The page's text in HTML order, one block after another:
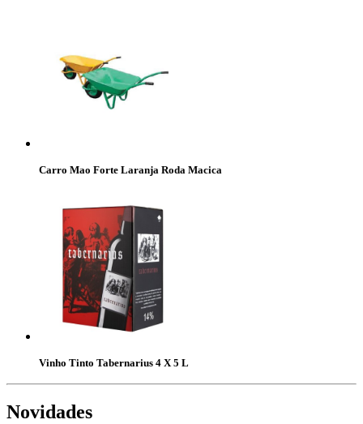
Carro Mao Forte Laranja Roda Macica
Vinho Tinto Tabernarius 4 X 5 L
Novidades